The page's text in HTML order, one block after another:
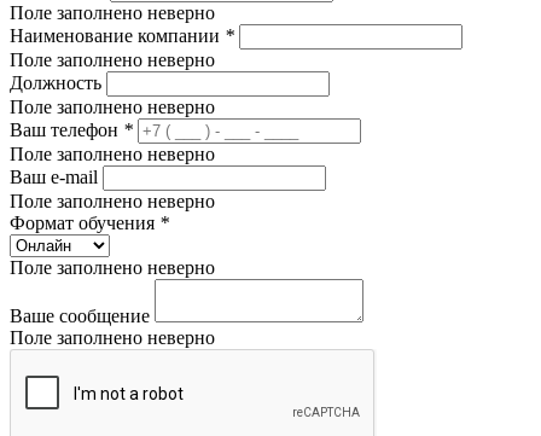
Поле заполнено неверно
Наименование компании *
Поле заполнено неверно
Должность
Поле заполнено неверно
Ваш телефон *
Поле заполнено неверно
Ваш e-mail
Поле заполнено неверно
Формат обучения *
Поле заполнено неверно
Ваше сообщение
Поле заполнено неверно